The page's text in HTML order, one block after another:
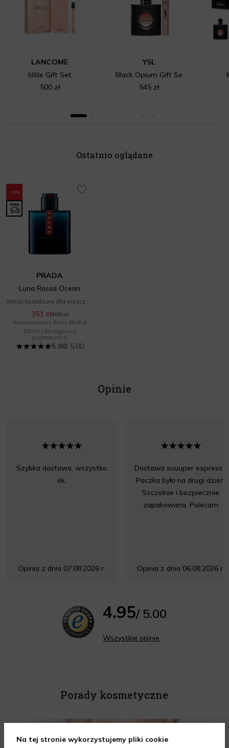
LANCOME
Idôle Gift Set
500 zł
YSL
Black Opium Gift Se
545 zł
Ostatnio oglądane
-10%
PRADA
Luna Rossa Ocean
351 zł390 zł
Najniższa cena z 30 dni: 304,20 zł
50 ml (dostępne 2
pojemności)
5.00/ 5.00
Opinie
Szybka dostawa, wszystko
ok.
Opinia z dnia 07.08.2026 r.
Dostawa suuuper express!!!
Paczka była na drugi dzień.
Szczelnie i bezpiecznie
zapakowana. Polecam
Opinia z dnia 06.08.2026 r.
4.95/ 5.00
Wszystkie opinie
Porady kosmetyczne
Na tej stronie wykorzystujemy pliki cookie